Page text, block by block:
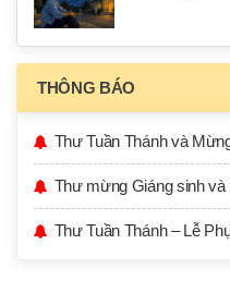
THÔNG BÁO
Thư Tuần Thánh và
Thư mừng Giáng sinh
Thư Tuần Thánh – Lễ